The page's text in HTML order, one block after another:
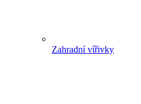
Zahradní vířivky